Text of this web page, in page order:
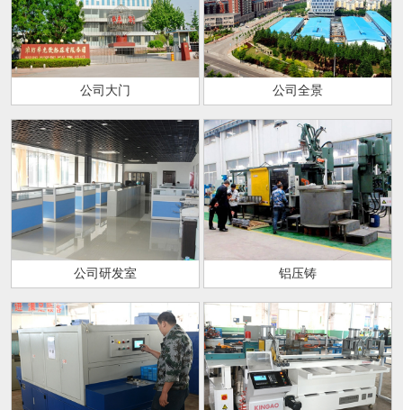
公司大门 公司全景
公司研发室 铝压铸